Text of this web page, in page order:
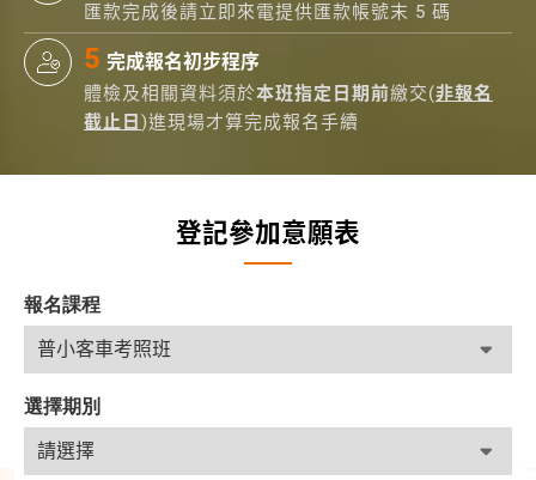
匯款完成後請立即來電提供匯款帳號末 5 碼
完成報名初步程序
體檢及相關資料須於本班指定日期前繳交(非報名
截止日 )進現場才算完成報名手續
登記參加意願表
報名課程
選擇期別